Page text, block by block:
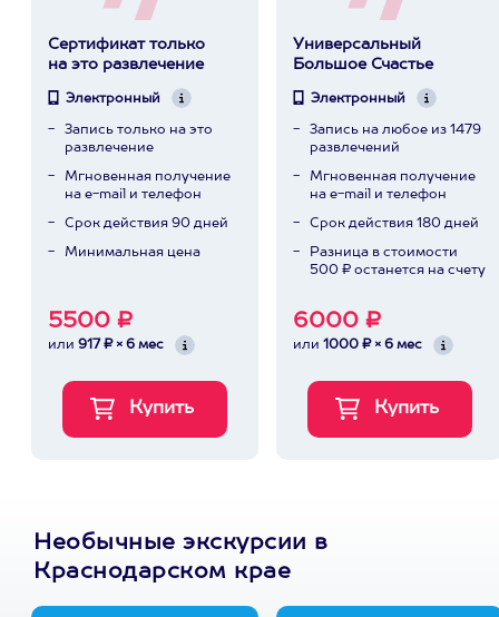
Сертификат только
на это развлечение
Электронный
Запись только на это
развлечение
Мгновенная получение
на e-mail и телефон
Срок действия 90 дней
Минимальная цена
5500 ₽
или 917 ₽ × 6 мес
Универсальный
Большое Счастье
Электронный
Запись на любое из 1479
развлечений
Мгновенная получение
на e-mail и телефон
Срок действия 180 дней
Разница в стоимости
500 ₽ останется на счету
6000 ₽
или 1000 ₽ × 6 мес
Необычные экскурсии в
Краснодарском крае